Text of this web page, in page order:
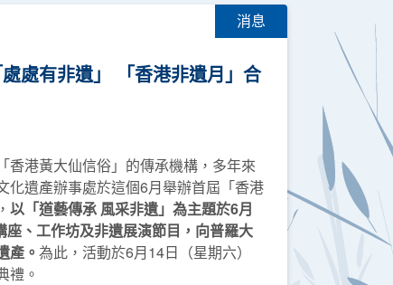
消息
處有非遺」 「香港非遺月」合
香港黃大仙信俗」的傳承機構，多年來
化遺產辦事處於這個6月舉辦首屆「香港
以「道藝傳承 風采非遺」為主題於6月
、工作坊及非遺展演節目，向普羅大
產。 為此，活動於6月14日（星期六）
禮。